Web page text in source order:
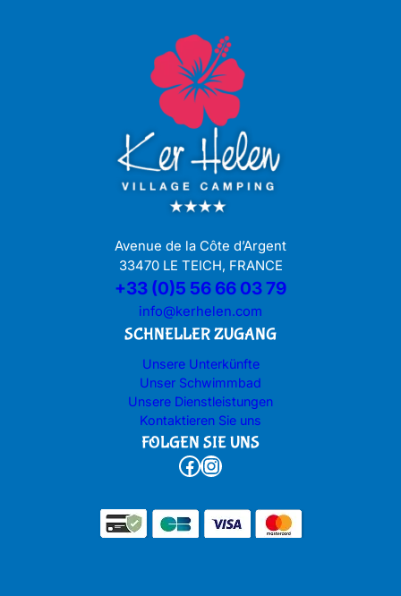
Avenue de la Côte d’Argent
33470 LE TEICH, FRANCE
+33 (0)5 56 66 03 79
info@kerhelen.com
SCHNELLER ZUGANG
Unsere Unterkünfte
Unser Schwimmbad
Unsere Dienstleistungen
Kontaktieren Sie uns
FOLGEN SIE UNS
Facebook Instagram